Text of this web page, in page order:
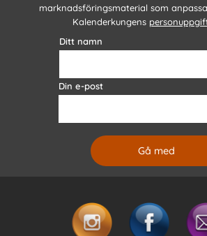
marknadsföringsmaterial som
Kalenderkungens
Ditt namn
Din e-post